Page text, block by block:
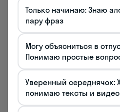
(— Ты всё ещё одинок/
— Нет, я встретил(а) кое-
назад.)
Все курсы
Начните говорить
с первого урока →
Только начинаю: Знаю
пару фраз
Могу объясниться в
Понимаю простые
Уверенный середнячок:
понимаю тексты и видео